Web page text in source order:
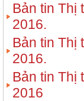
Bản tin Thị
2016.
Bản tin Thị
2016.
Bản tin Thị
2016